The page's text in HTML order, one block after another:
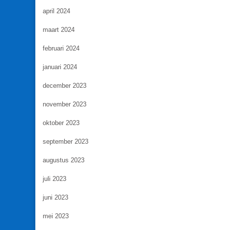
april 2024
maart 2024
februari 2024
januari 2024
december 2023
november 2023
oktober 2023
september 2023
augustus 2023
juli 2023
juni 2023
mei 2023